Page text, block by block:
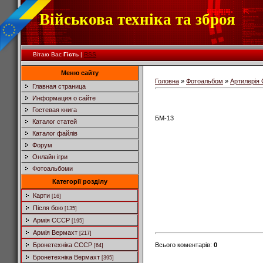
Військова техніка та зброя
Вітаю Вас Гість|RSS
Меню сайту
Главная страница
Информация о сайте
Гостевая книга
Каталог статей
Каталог файлів
Форум
Онлайн ігри
Фотоальбоми
Категорії розділу
Карти [16]
Після бою [135]
Армія СССР [195]
Армія Вермахт [217]
Бронетехніка СССР [64]
Бронетехніка Вермахт [395]
Головна » Фотоальбом »
БМ-13
Всього коментарів: 0